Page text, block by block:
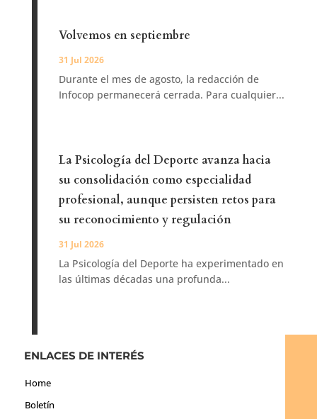
Volvemos en septiembre
31 Jul 2026
Durante el mes de agosto, la redacción de
Infocop permanecerá cerrada. Para cualquier...
La Psicología del Deporte avanza hacia
su consolidación como especialidad
profesional, aunque persisten retos para
su reconocimiento y regulación
31 Jul 2026
La Psicología del Deporte ha experimentado en
las últimas décadas una profunda...
ENLACES DE INTERÉS
Home
Boletín